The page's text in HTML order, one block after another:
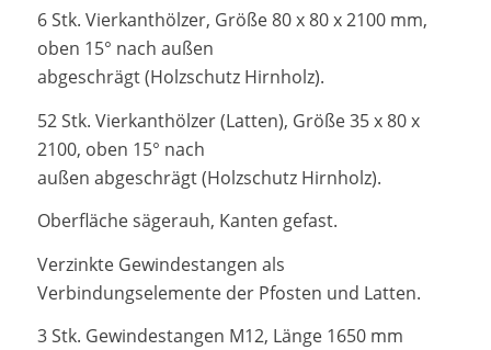
6 Stk. Vierkanthölzer, Größe 80 x 80 x 2100 mm,
oben 15° nach außen
abgeschrägt (Holzschutz Hirnholz).
52 Stk. Vierkanthölzer (Latten), Größe 35 x 80 x
2100, oben 15° nach
außen abgeschrägt (Holzschutz Hirnholz).
Oberfläche sägerauh, Kanten gefast.
Verzinkte Gewindestangen als
Verbindungselemente der Pfosten und Latten.
3 Stk. Gewindestangen M12, Länge 1650 mm